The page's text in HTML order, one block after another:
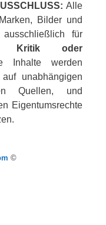
Alle
Bilder und
für
Kritik oder
Inhalte werden
unabhängigen
Quellen, und
Eigentumsrechte
©